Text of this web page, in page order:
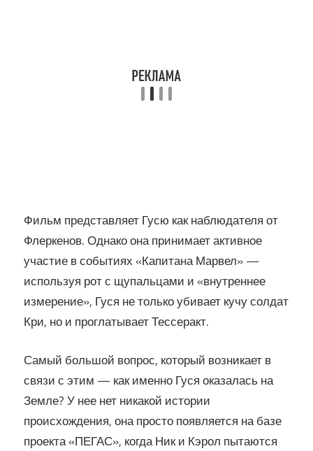
Фильм представляет Гусю как наблюдателя от
Флеркенов. Однако она принимает активное
участие в событиях «Капитана Марвел» —
используя рот с щупальцами и «внутреннее
измерение», Гуся не только убивает кучу солдат
Кри, но и проглатывает Тессеракт.
Самый большой вопрос, который возникает в
связи с этим — как именно Гуся оказалась на
Земле? У нее нет никакой истории
происхождения, она просто появляется на базе
проекта «ПЕГАС», когда Ник и Кэрол пытаются